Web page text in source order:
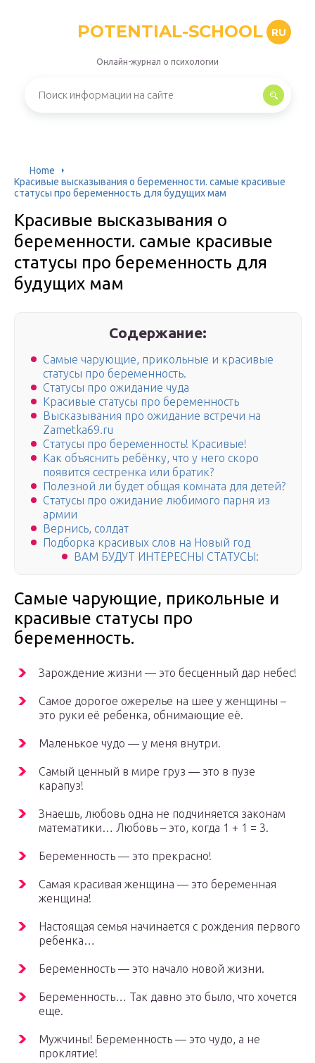
POTENTIAL-SCHOOL RU
Онлайн-журнал о психологии
Home
Красивые высказывания о беременности. самые красивые
статусы про беременность для будущих мам
Красивые высказывания о
беременности. самые красивые
статусы про беременность для
будущих мам
Содержание:
Самые чарующие, прикольные и красивые
статусы про беременность.
Статусы про ожидание чуда
Красивые статусы про беременность
Высказывания про ожидание встречи на
Zametka69.ru
Статусы про беременность! Красивые!
Как объяснить ребёнку, что у него скоро
появится сестренка или братик?
Полезной ли будет общая комната для детей?
Статусы про ожидание любимого парня из
армии
Вернись, солдат
Подборка красивых слов на Новый год
ВАМ БУДУТ ИНТЕРЕСНЫ СТАТУСЫ:
Самые чарующие, прикольные и
красивые статусы про
беременность.
Зарождение жизни — это бесценный дар небес!
Самое дорогое ожерелье на шее у женщины –
это руки её ребенка, обнимающие её.
Маленькое чудо — у меня внутри.
Самый ценный в мире груз — это в пузе
карапуз!
Знаешь, любовь одна не подчиняется законам
математики… Любовь – это, когда 1 + 1 = 3.
Беременность — это прекрасно!
Самая красивая женщина — это беременная
женщина!
Настоящая семья начинается с рождения первого
ребенка…
Беременность — это начало новой жизни.
Беременность… Так давно это было, что хочется
еще.
Мужчины! Беременность — это чудо, а не
проклятие!